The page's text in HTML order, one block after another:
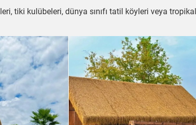
tiki kulübeleri, dünya sınıfı tatil köyleri veya